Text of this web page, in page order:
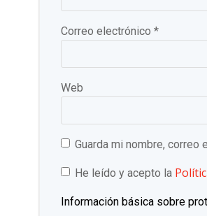
Correo electrónico *
Web
Guarda mi nombre, correo
He leído y acepto la
Información básica sobre